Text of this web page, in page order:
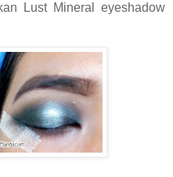
Lust Mineral eyeshadow